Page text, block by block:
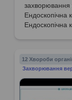
захворювання
Ендоскопічна
Ендоскопічна
12 Хвороби
Захворювання